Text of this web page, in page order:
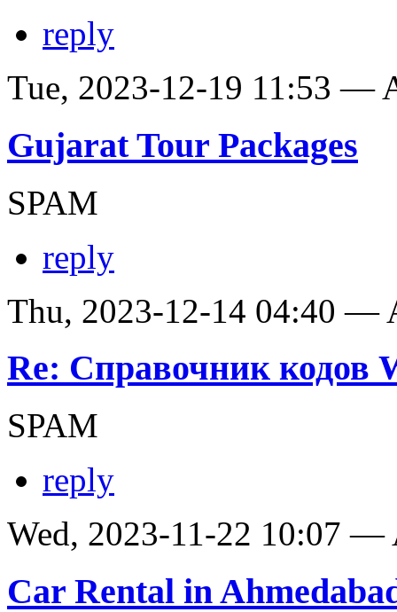
reply
Tue, 2023-12-19 11:53 —
Gujarat Tour Packages
SPAM
reply
Thu, 2023-12-14 04:40 —
Re: Справочник кодов
SPAM
reply
Wed, 2023-11-22 10:07 —
Car Rental in